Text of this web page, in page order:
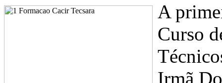
A
Curso
Irmã